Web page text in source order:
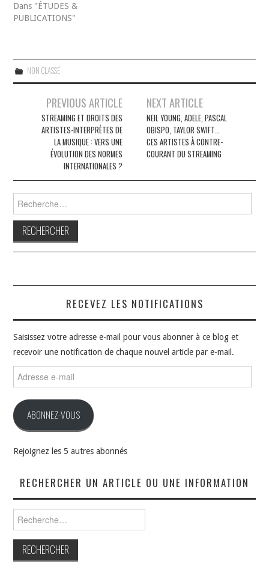
Dans "ÉTUDES &
PUBLICATIONS"
NON CLASSÉ
Navigation
articles
PREVIOUS ARTICLE
STREAMING ET DROITS DES
ARTISTES-INTERPRÈTES DE
LA MUSIQUE : VERS UNE
ÉVOLUTION DES NORMES
INTERNATIONALES ?
NEXT ARTICLE
NEIL YOUNG, ADELE, PASCAL
OBISPO, TAYLOR SWIFT…
CES ARTISTES À CONTRE-
COURANT DU STREAMING
RECEVEZ LES NOTIFICATIONS
Saisissez votre adresse e-mail pour vous abonner à ce blog et
recevoir une notification de chaque nouvel article par e-mail.
e-
ABONNEZ-VOUS
Rejoignez les 5 autres abonnés
RECHERCHER UN ARTICLE OU UNE INFORMATION